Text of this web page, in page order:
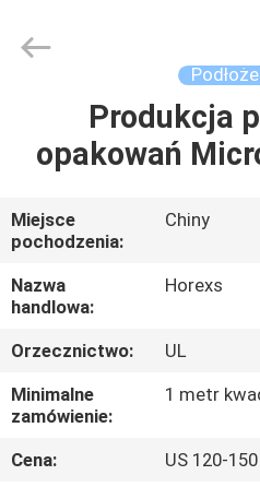
O
NAS
WYCIECZKA
PO
Co.,Ltd..
Produkcja
opakowań
Miejsce
pochodzenia:
Chiny
Nazwa
handlowa:
Horexs
Orzecznictwo:
UL
Minimalne
zamówienie:
1 metr
Cena:
US 120-